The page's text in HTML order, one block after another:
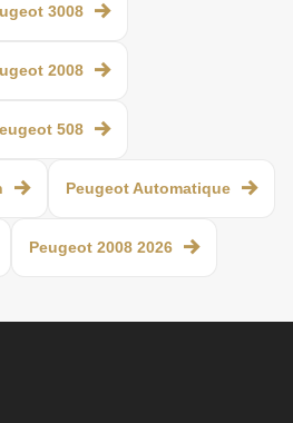
3008
2008
508
Peugeot Automatique
Peugeot 2008 2026